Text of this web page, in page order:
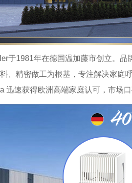
1981年在德国温加藤市创立。品
、精密做工为根基，专注解决家庭
速获得欧洲高端家庭认可，市场口